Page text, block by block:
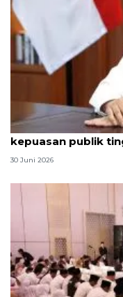
Qodari:
kepuasan publik
30 Juni 2026